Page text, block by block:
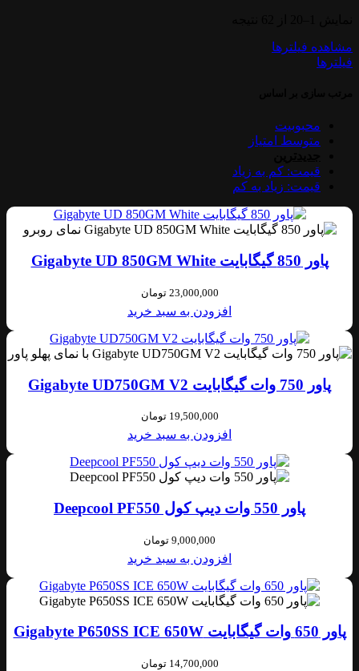
مشاهده فیلترها
فیلترها
محبوبیت
متوسط امتیاز
قیمت: کم به زیاد
قیمت: زیاد به کم
پاور 850 گیگابایت Gigabyte UD 850GM White
23,000,000 تومان
افزودن به سبد خرید
پاور 750 وات گیگابایت Gigabyte UD750GM V2
19,500,000 تومان
افزودن به سبد خرید
پاور 550 وات دیپ کول Deepcool PF550
9,000,000 تومان
افزودن به سبد خرید
پاور 650 وات گیگابایت Gigabyte P650SS ICE 650W
14,700,000 تومان